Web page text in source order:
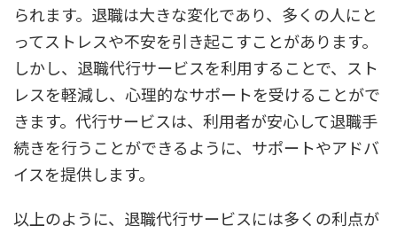
られます。退職は大きな変化であり、多くの人にと
ってストレスや不安を引き起こすことがあります。
しかし、退職代行サービスを利用することで、スト
レスを軽減し、心理的なサポートを受けることがで
きます。代行サービスは、利用者が安心して退職手
続きを行うことができるように、サポートやアドバ
イスを提供します。
以上のように、退職代行サービスには多くの利点が